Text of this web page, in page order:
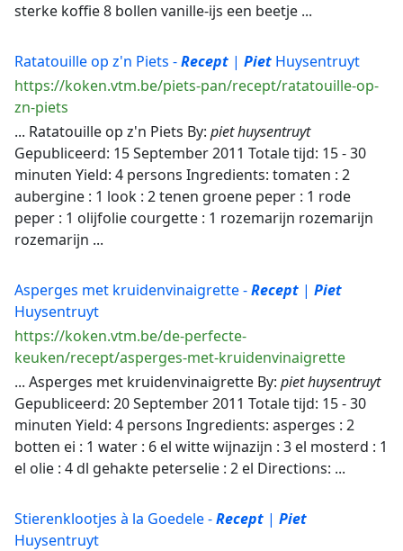
sterke koffie 8 bollen vanille-ijs een beetje ...
Ratatouille op z'n Piets -Recept | Piet Huysentruyt
https://koken.vtm.be/piets-pan/recept/ratatouille-op-
zn-piets
... Ratatouille op z'n Piets By: piethuysentruyt
Gepubliceerd: 15 September 2011 Totale tijd: 15 - 30
minuten Yield: 4 persons Ingredients: tomaten : 2
aubergine : 1 look : 2 tenen groene peper : 1 rode
peper : 1 olijfolie courgette : 1 rozemarijn rozemarijn
rozemarijn ...
Asperges met kruidenvinaigrette -Recept | Piet
Huysentruyt
https://koken.vtm.be/de-perfecte-
keuken/recept/asperges-met-kruidenvinaigrette
... Asperges met kruidenvinaigrette By: piethuysentruyt
Gepubliceerd: 20 September 2011 Totale tijd: 15 - 30
minuten Yield: 4 persons Ingredients: asperges : 2
botten ei : 1 water : 6 el witte wijnazijn : 3 el mosterd : 1
el olie : 4 dl gehakte peterselie : 2 el Directions: ...
Stierenklootjes à la Goedele -Recept | Piet
Huysentruyt